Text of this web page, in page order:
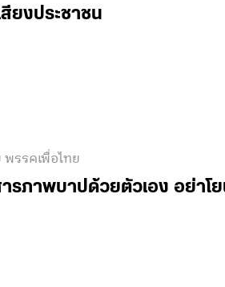
สียงประชาชน
พรรคเพื่อไทย
รภาพบาปด้วยตัวเอง อย่าโ